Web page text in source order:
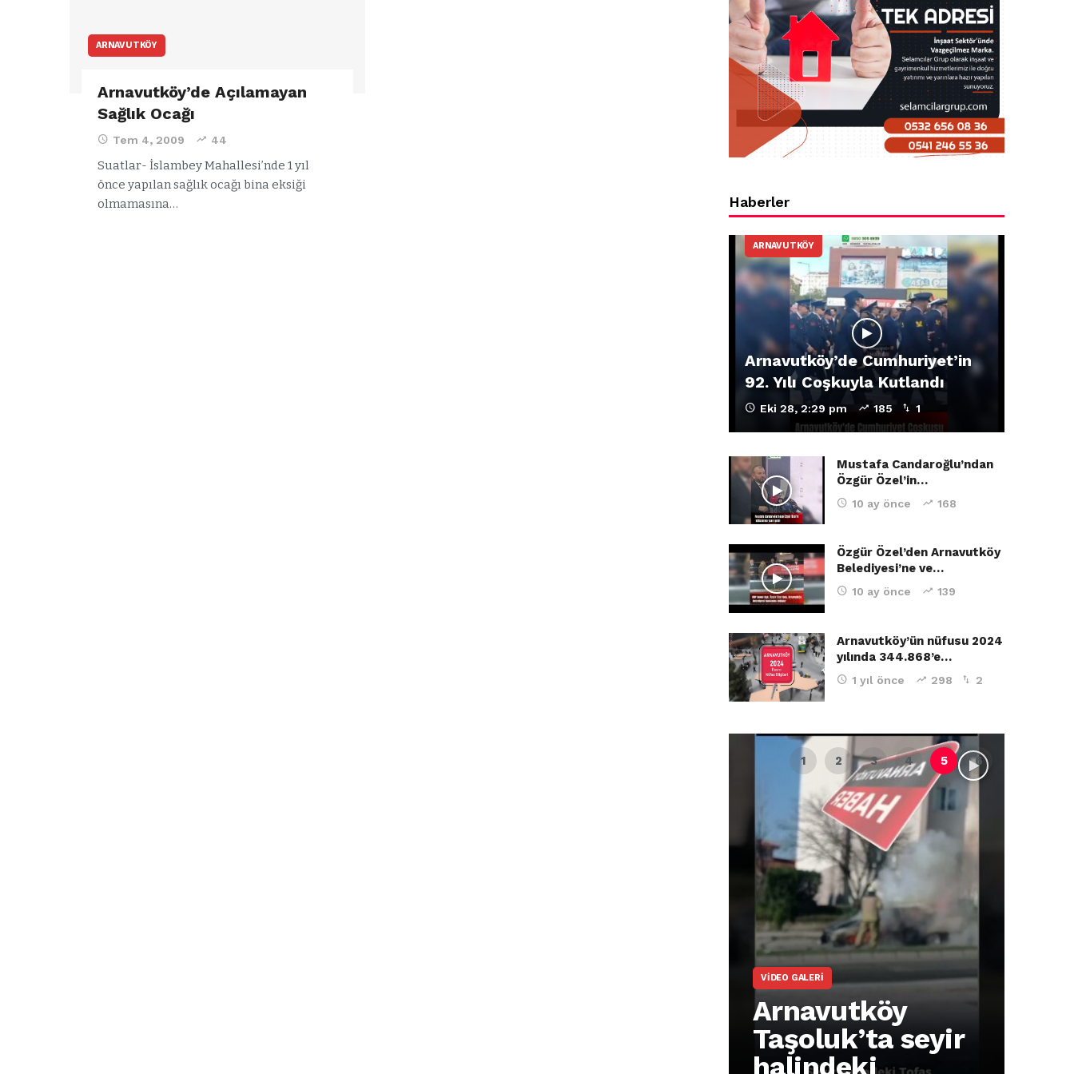
ARNAVUTKÖY
Arnavutköy’de Açılamayan
Sağlık Ocağı
Tem 4, 2009 44
Suatlar- İslambey Mahallesi’nde 1 yıl
önce yapılan sağlık ocağı bina eksiği
olmamasına… Haberler
ARNAVUTKÖY
Arnavutköy’de Cumhuriyet’in
92. Yılı Coşkuyla Kutlandı
Eki 28, 2:29 pm 185 1
Mustafa Candaroğlu’ndan
Özgür Özel’in…
10 ay önce 168
Özgür Özel’den Arnavutköy
Belediyesi’ne ve…
10 ay önce 139
Arnavutköy’ün nüfusu 2024
yılında 344.868’e…
1 yıl önce 298 2
VIDEO GALERI
Arnavutköy
Taşoluk’ta seyir
halindeki